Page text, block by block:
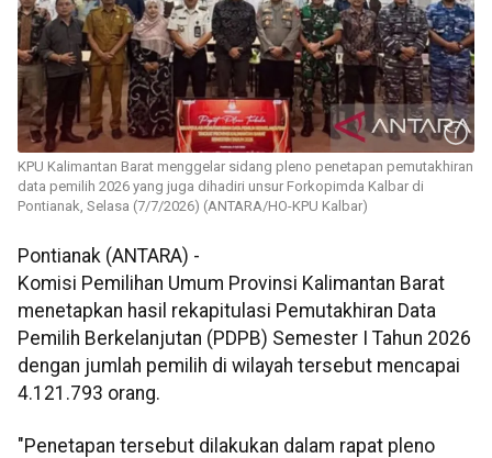
KPU Kalimantan Barat menggelar sidang pleno penetapan pemutakhiran
data pemilih 2026 yang juga dihadiri unsur Forkopimda Kalbar di
Pontianak, Selasa (7/7/2026) (ANTARA/HO-KPU Kalbar)
Pontianak (ANTARA) -
Komisi Pemilihan Umum Provinsi Kalimantan Barat
menetapkan hasil rekapitulasi Pemutakhiran Data
Pemilih Berkelanjutan (PDPB) Semester I Tahun 2026
dengan jumlah pemilih di wilayah tersebut mencapai
4.121.793 orang.
"Penetapan tersebut dilakukan dalam rapat pleno